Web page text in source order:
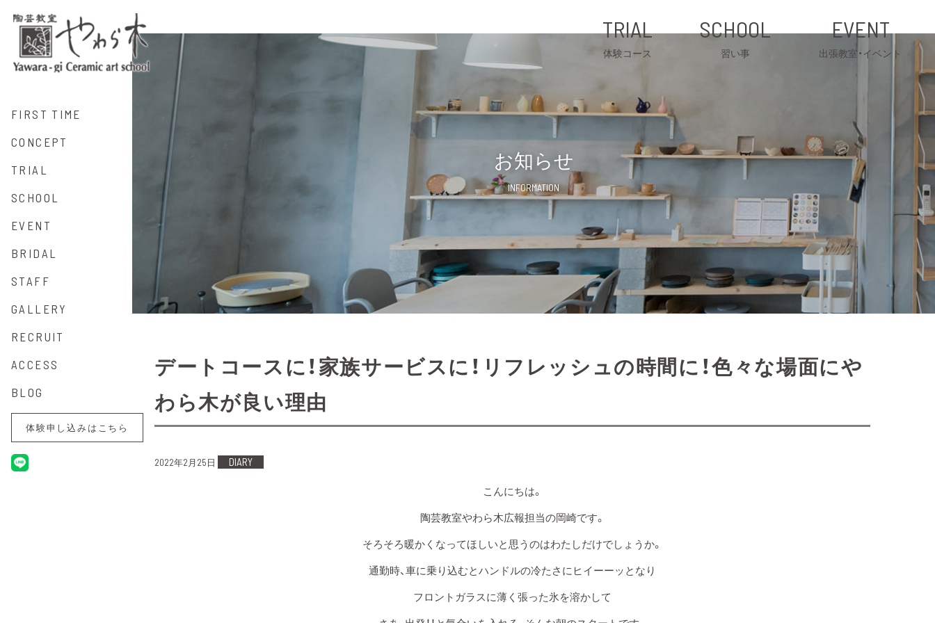
FIRST TIME
CONCEPT
TRIAL
SCHOOL
EVENT
BRIDAL
STAFF
GALLERY
RECRUIT
ACCESS
BLOG
体験申し込みはこちら
TRIAL
体験コース
SCHOOL
習い事
EVENT
出張教室・イベント
お知らせ
INFORMATION
デートコースに！家族サービスに！リフレッシュの時間に！色々な場面にや
わら木が良い理由
2022年2月25日 DIARY
こんにちは。
陶芸教室やわら木広報担当の岡崎です。
そろそろ暖かくなってほしいと思うのはわたしだけでしょうか。
通勤時、車に乗り込むとハンドルの冷たさにヒイーーッとなり
フロントガラスに薄く張った氷を溶かして